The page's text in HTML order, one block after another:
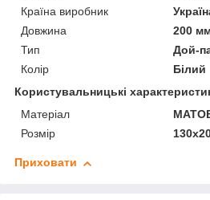
Країна виробник
Довжина
200
Тип
Дой-
Колір
Білий
Користувальницькі
Матеріал
Розмір
Приховати